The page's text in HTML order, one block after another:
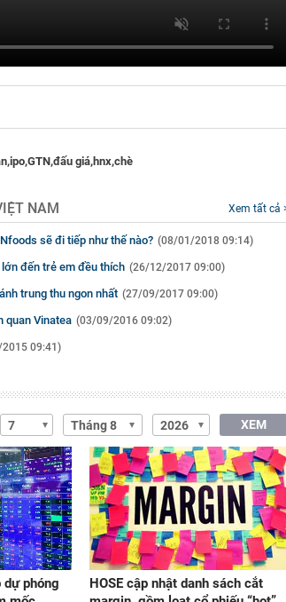
ipo,GTN,đấu giá,hnx,chè
NAM Xem tất cả
sẽ đi tiếp như thế nào? (08/01/2018 09:14)
đến trẻ em đều thích (26/12/2017 09:00)
trung thu ngon nhất (27/09/2017 09:00)
quan Vinatea (03/09/2016 09:02)
09:41)
XEM
phóng
HOSE cập nhật danh sách cắt